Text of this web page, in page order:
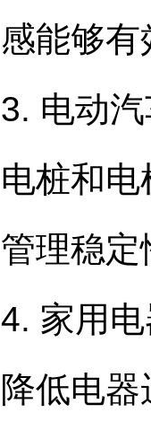
感能够
3. 电动
电桩和
管理稳定
4. 家用
降低电